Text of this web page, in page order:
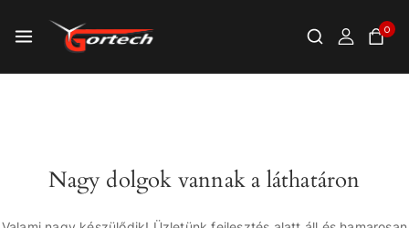
0
Nagy dolgok vannak a láthatáron